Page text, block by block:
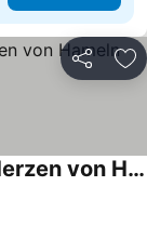
Dela
Gemütliche Ferienwohnung im Herzen von Hameln